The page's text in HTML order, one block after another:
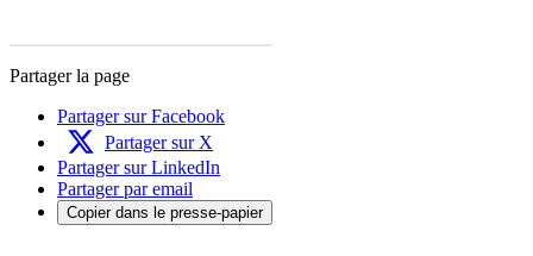
Partager la page
Partager sur Facebook
Partager sur X
Partager sur LinkedIn
Partager par email
Copier dans le presse-papier